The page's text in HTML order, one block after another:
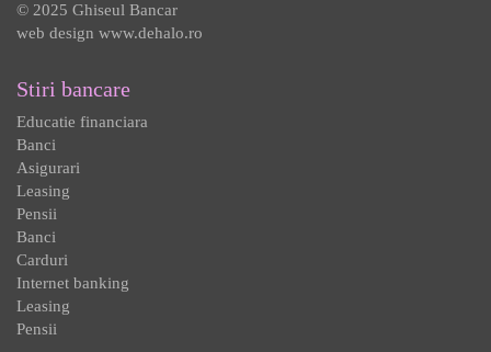
© 2025 Ghiseul Bancar
web design www.dehalo.ro
Stiri bancare
Educatie financiara
Banci
Asigurari
Leasing
Pensii
Banci
Carduri
Internet banking
Leasing
Pensii